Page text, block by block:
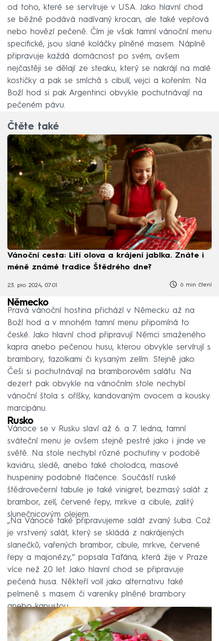
od toho, které se servíruje v USA. Jako hlavní chod
se běžně podává nadívaný krocan, ale také vepřová
nebo hovězí pečeně. Čím je však tamní vánoční menu
specifické, jsou slané koláčky plněné masem. Náplně
připravuje každá domácnost po svém, ovšem
nejčastěji se dělají ze steaku, který se nakrájí na malé
kostičky a pak se smíchá s cibulí, vejci a kořením. Na
Boží hod si pak Argentinci obvykle pochutnávají na
pečeném pávu.
Čtěte také
Vánoční cesta: Lití olova a krájení jablka. Znáte i
méně známé tradice Štědrého dne?
23. pro 2024, 07:01 6 min čtení
Německo
Pravá vánoční hostina přichází v Německu až na
Boží hod a v mnohém tamní menu připomíná to
české. Jako hlavní chod připravují Němci smaženého
kapra anebo pečenou husu, kterou obvykle servírují s
brambory, fazolkami či kysaným zelím. Stejně jako
Češi si pochutnávají na bramborovém salátu. Na
dezert pak obvykle na vánočním stole nechybí
vánoční štola s oříšky, kandovaným ovocem a kousky
marcipánu.
Rusko
Vánoce se v Rusku slaví až 6. a 7. ledna, tamní
sváteční menu je ovšem stejně pestré jako i jinde ve
světě. Na stole nechybí různé pochutiny v podobě
kaviáru, sledě, anebo také cholodca, masové
huspeniny podobné tlačence. Součástí ruské
štědrovečerní tabule je také vinigret, bezmasý salát z
brambor, zelí, červené řepy, mrkve a cibule, zalitý
slunečnicovým olejem.
„Na Vánoce také připravujeme salát zvaný šuba. Což
je vrstvený salát, který se skládá z nakrájených
slanečků, vařených brambor, cibule, mrkve, červené
řepy a majonézy,“ popsala Taťána, která žije v Praze
více než 20 let. Jako hlavní chod se připravuje
pečená husa. Někteří volí jako alternativu také
pelmeně s masem či vareniky plněné brambory
anebo kapustou.